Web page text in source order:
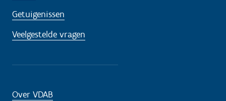
Getuigenissen
Veelgestelde vragen
Over VDAB